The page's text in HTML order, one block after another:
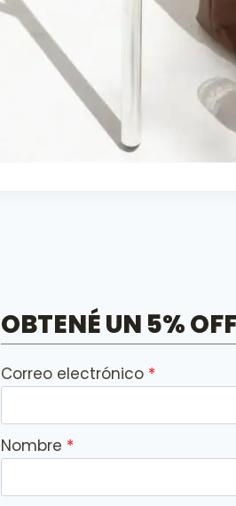
OBTENÉ UN 5%
Correo electrónico
Nombre